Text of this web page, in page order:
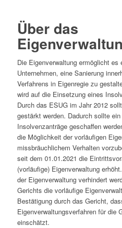
Über das
Die Eigenverwaltung ermöglicht es
Unternehmen, eine Sanierung
Verfahrens in Eigenregie zu
wird auf die Einsetzung eines
Durch das ESUG im Jahr 2012
gestärkt werden. Dadurch sollte
Insolvenzanträge geschaffen
die Möglichkeit der vorläufigen
missbräuchlichem Verhalten
seit dem 01.01.2021 die
(vorläufige) Eigenverwaltung
der Eigenverwaltung verhindert
Gerichts die vorläufige
Bestätigung durch das Gericht,
Eigenverwaltungsverfahren für die
einschätzt.